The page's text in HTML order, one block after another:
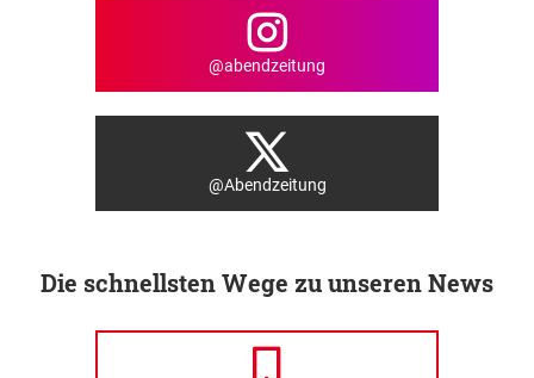
@abendzeitung
@Abendzeitung
Die schnellsten Wege zu unseren News